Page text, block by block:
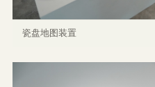
瓷盘地图装置